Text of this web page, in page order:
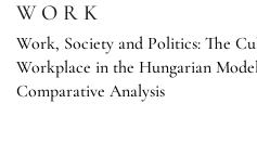
Skip
content
WORK
Work, Society and Politics: The
Workplace in the Hungarian
Comparative Analysis